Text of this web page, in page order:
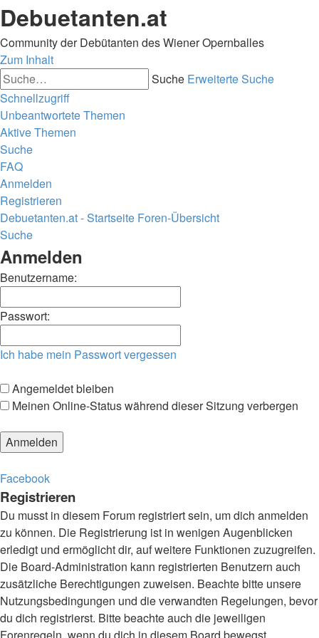
Debuetanten.at
Community der Debütanten des Wiener Opernballes
Zum Inhalt
Suche Erweiterte Suche
Schnellzugriff
Unbeantwortete Themen
Aktive Themen
Suche
FAQ
Anmelden
Registrieren
Debuetanten.at - Startseite Foren-Übersicht
Suche
Anmelden
Benutzername:
Passwort:
Ich habe mein Passwort vergessen
Angemeldet bleiben
Meinen Online-Status während dieser Sitzung verbergen
Facebook
Registrieren
Du musst in diesem Forum registriert sein, um dich anmelden
zu können. Die Registrierung ist in wenigen Augenblicken
erledigt und ermöglicht dir, auf weitere Funktionen zuzugreifen.
Die Board-Administration kann registrierten Benutzern auch
zusätzliche Berechtigungen zuweisen. Beachte bitte unsere
Nutzungsbedingungen und die verwandten Regelungen, bevor
du dich registrierst. Bitte beachte auch die jeweiligen